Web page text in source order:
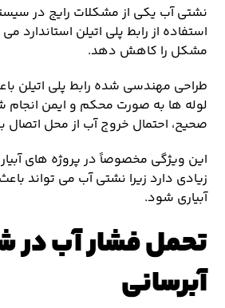
نشتی آب یکی از مشکلات رایج در
استفاده از رابط پلی اتیلن استاندارد
مشکل را کاهش دهد.
طراحی مهندسی شده رابط پلی اتیلن
لوله ها به صورت محکم و ایمن
صحیح، احتمال خروج آب از محل اتصال
این ویژگی مخصوصاً در پروژه های
زیادی دارد زیرا نشتی آب می تواند
آبیاری شود.
تحمل فشار آب در
آبرسانی